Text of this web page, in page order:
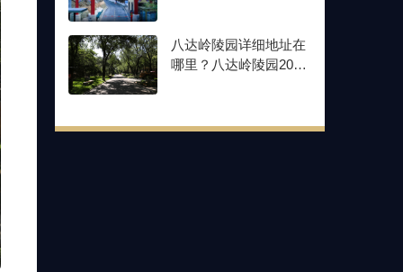
八达岭陵园详细地址在
哪里？八达岭陵园20年